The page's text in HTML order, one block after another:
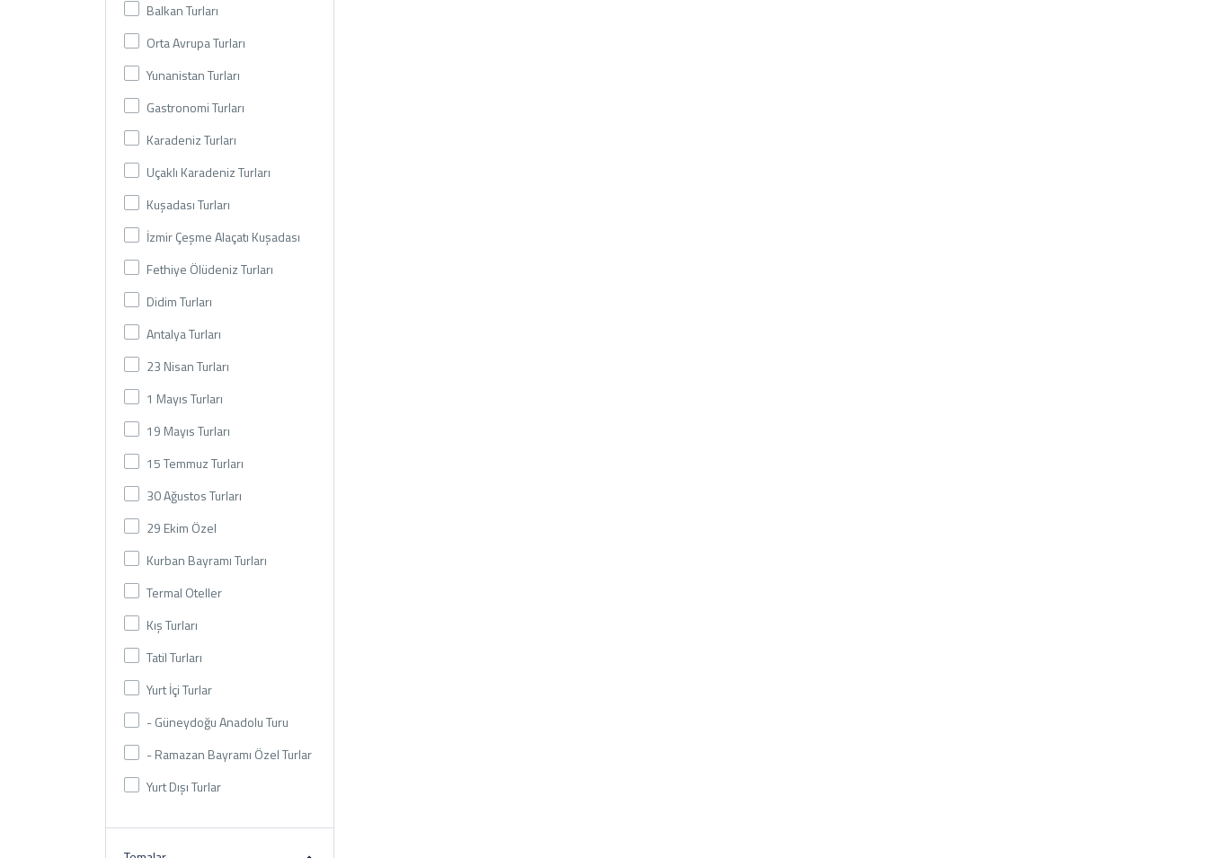
Balkan Turları
Orta Avrupa Turları
Yunanistan Turları
Gastronomi Turları
Karadeniz Turları
Uçaklı Karadeniz Turları
Kuşadası Turları
İzmir Çeşme Alaçatı Kuşadası
Fethiye Ölüdeniz Turları
Didim Turları
Antalya Turları
23 Nisan Turları
1 Mayıs Turları
19 Mayıs Turları
15 Temmuz Turları
30 Ağustos Turları
29 Ekim Özel
Kurban Bayramı Turları
Termal Oteller
Kış Turları
Tatil Turları
Yurt İçi Turlar
- Güneydoğu Anadolu Turu
- Ramazan Bayramı Özel Turlar
Yurt Dışı Turlar